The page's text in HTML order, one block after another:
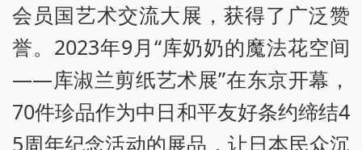
会员国艺术交流大展，获得了广泛赞
誉。2023年9月“库奶奶的魔法花空间
——库淑兰剪纸艺术展”在东京开幕，
70件珍品作为中日和平友好条约缔结4
5周年纪念活动的展品，让日本民众沉